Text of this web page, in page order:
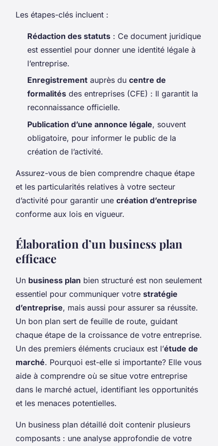
Les étapes-clés incluent :
Rédaction des statuts : Ce document juridique
est essentiel pour donner une identité légale à
l’entreprise.
Enregistrement auprès du centre de
formalités des entreprises (CFE) : Il garantit la
reconnaissance officielle.
Publication d’une annonce légale, souvent
obligatoire, pour informer le public de la
création de l’activité.
Assurez-vous de bien comprendre chaque étape
et les particularités relatives à votre secteur
d’activité pour garantir une création d’entreprise
conforme aux lois en vigueur.
Élaboration d’un business plan
efficace
Un business plan bien structuré est non seulement
essentiel pour communiquer votre stratégie
d’entreprise, mais aussi pour assurer sa réussite.
Un bon plan sert de feuille de route, guidant
chaque étape de la croissance de votre entreprise.
Un des premiers éléments cruciaux est l’étude de
marché. Pourquoi est-elle si importante? Elle vous
aide à comprendre où se situe votre entreprise
dans le marché actuel, identifiant les opportunités
et les menaces potentielles.
Un business plan détaillé doit contenir plusieurs
composants : une analyse approfondie de votre